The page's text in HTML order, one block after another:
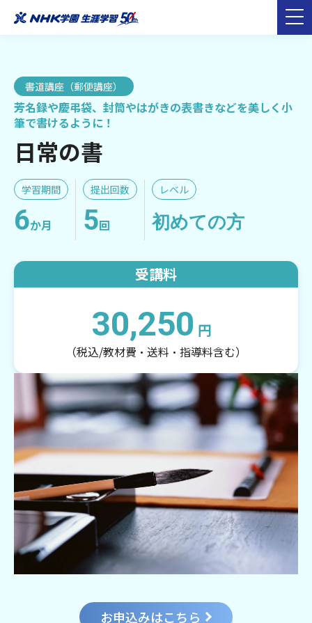
書道講座（郵便講座）
芳名録や慶弔袋、封筒やはがきの表書きなどを美しく小
筆で書けるように！
日常の書
学習期間
6か月
提出回数
5回
レベル
初めての方
受講料
30,250 円
（税込/教材費・送料・指導料含む）
お申込みはこちら